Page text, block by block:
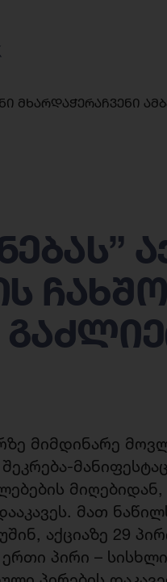
მხარდაჭერაჩვენი
მიმდინარე
მათ
აქციაზე 29
პირი –